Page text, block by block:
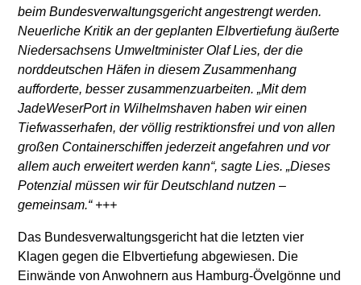
beim Bundesverwaltungsgericht angestrengt werden.
Neuerliche Kritik an der geplanten Elbvertiefung äußerte
Niedersachsens Umweltminister Olaf Lies, der die
norddeutschen Häfen in diesem Zusammenhang
aufforderte, besser zusammenzuarbeiten. „Mit dem
JadeWeserPort in Wilhelmshaven haben wir einen
Tiefwasserhafen, der völlig restriktionsfrei und von allen
großen Containerschiffen jederzeit angefahren und vor
allem auch erweitert werden kann“, sagte Lies. „Dieses
Potenzial müssen wir für Deutschland nutzen –
gemeinsam.“ +++
Das Bundesverwaltungsgericht hat die letzten vier
Klagen gegen die Elbvertiefung abgewiesen. Die
Einwände von Anwohnern aus Hamburg-Övelgönne und